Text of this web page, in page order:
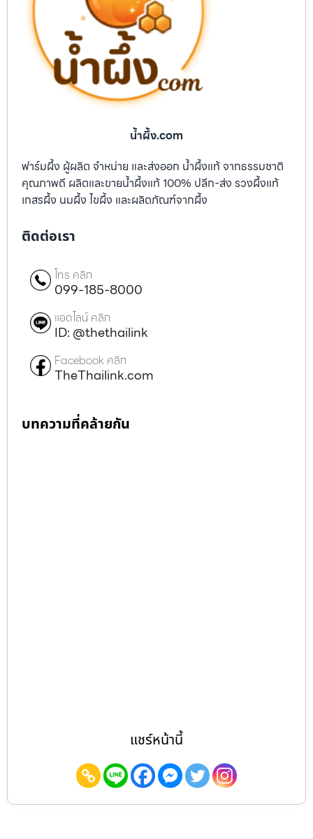
น้ำผึ้ง.com
ฟาร์มผึ้ง ผู้ผลิต จำหน่าย และส่งออก น้ำผึ้งแท้ จากธรรมชาติ
คุณภาพดี ผลิตและขายน้ำผึ้งแท้ 100% ปลีก-ส่ง รวงผึ้งแท้
เกสรผึ้ง นมผึ้ง ไขผึ้ง และผลิตภัณฑ์จากผึ้ง
ติดต่อเรา
โทร คลิก
099-185-8000
แอดไลน์ คลิก
ID: @thethailink
Facebook คลิก
TheThailink.com
บทความที่คล้ายกัน
แชร์หน้านี้